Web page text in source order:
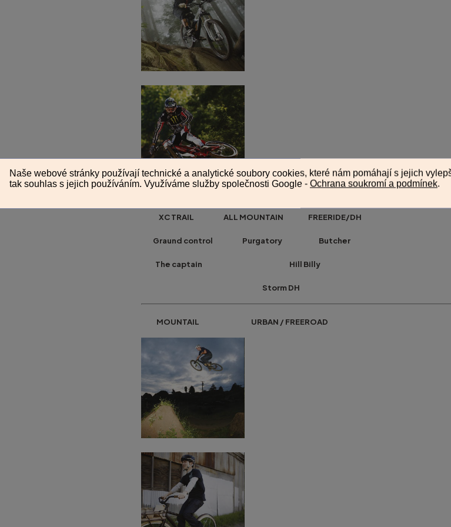
XC TRAIL ALL MOUNTAIN FREERIDE/DH
Graund control Purgatory Butcher
The captain Hill Billy
Storm DH
MOUNTAIL URBAN / FREEROAD